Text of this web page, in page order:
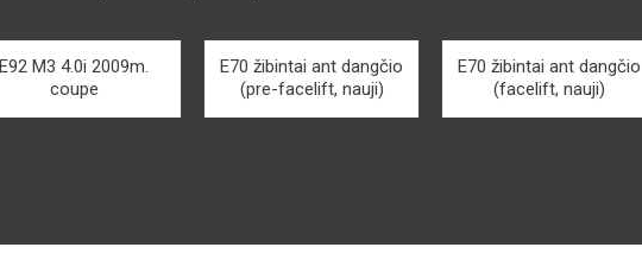
E92 M3 4.0i 2009m.
coupe
E70 žibintai ant dangčio
(pre-facelift, nauji)
E70 žibintai ant dangčio
(facelift, nauji)